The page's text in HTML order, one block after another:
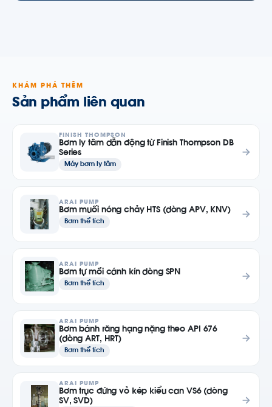
KHÁM PHÁ THÊM
Sản phẩm liên quan
FINISH THOMPSON
Bơm ly tâm dẫn động từ Finish Thompson DB
Series
Máy bơm ly tâm
ARAI PUMP
Bơm muối nóng chảy HTS (dòng APV, KNV)
Bơm thể tích
ARAI PUMP
Bơm tự mồi cánh kín dòng SPN
Bơm thể tích
ARAI PUMP
Bơm bánh răng hạng nặng theo API 676
(dòng ART, HRT)
Bơm thể tích
ARAI PUMP
Bơm trục đứng vỏ kép kiểu can VS6 (dòng
SV, SVD)